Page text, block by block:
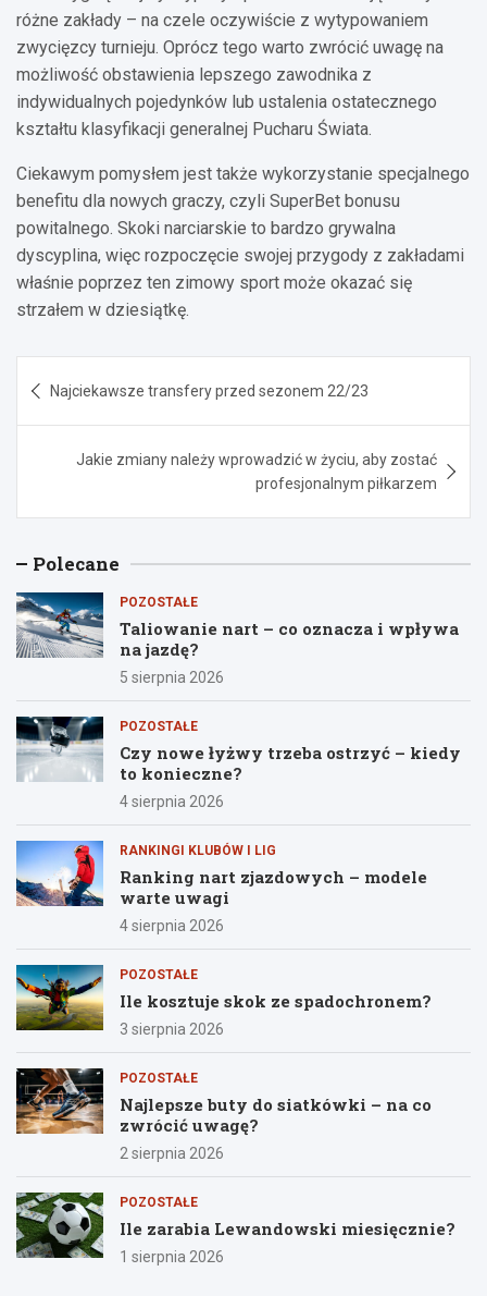
różne zakłady – na czele oczywiście z wytypowaniem
zwycięzcy turnieju. Oprócz tego warto zwrócić uwagę na
możliwość obstawienia lepszego zawodnika z
indywidualnych pojedynków lub ustalenia ostatecznego
kształtu klasyfikacji generalnej Pucharu Świata.
Ciekawym pomysłem jest także wykorzystanie specjalnego
benefitu dla nowych graczy, czyli SuperBet bonusu
powitalnego. Skoki narciarskie to bardzo grywalna
dyscyplina, więc rozpoczęcie swojej przygody z zakładami
właśnie poprzez ten zimowy sport może okazać się
strzałem w dziesiątkę.
wpisu
Najciekawsze transfery przed sezonem 22/23
Jakie zmiany należy wprowadzić w życiu, aby zostać
profesjonalnym piłkarzem
Polecane
POZOSTAŁE
Taliowanie nart – co oznacza i wpływa
na jazdę?
5 sierpnia 2026
POZOSTAŁE
Czy nowe łyżwy trzeba ostrzyć – kiedy
to konieczne?
4 sierpnia 2026
RANKINGI KLUBÓW I LIG
Ranking nart zjazdowych – modele
warte uwagi
4 sierpnia 2026
POZOSTAŁE
Ile kosztuje skok ze spadochronem?
3 sierpnia 2026
POZOSTAŁE
Najlepsze buty do siatkówki – na co
zwrócić uwagę?
2 sierpnia 2026
POZOSTAŁE
Ile zarabia Lewandowski miesięcznie?
1 sierpnia 2026